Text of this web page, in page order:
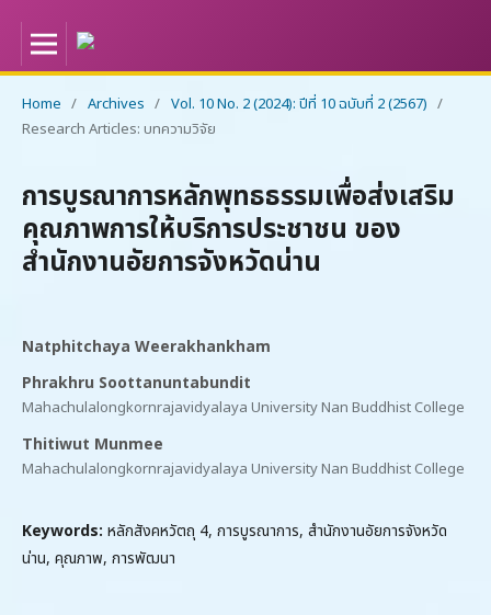
Home / Archives / Vol. 10 No. 2 (2024): ปีที่ 10 ฉบับที่ 2 (2567) /
Research Articles: บทความวิจัย
การบูรณาการหลักพุทธธรรมเพื่อส่งเสริม
คุณภาพการให้บริการประชาชน ของ
สำนักงานอัยการจังหวัดน่าน
Natphitchaya Weerakhankham
Phrakhru Soottanuntabundit
Mahachulalongkornrajavidyalaya University Nan Buddhist College
Thitiwut Munmee
Mahachulalongkornrajavidyalaya University Nan Buddhist College
Keywords: หลักสังคหวัตถุ 4, การบูรณาการ, สำนักงานอัยการจังหวัด
น่าน, คุณภาพ, การพัฒนา